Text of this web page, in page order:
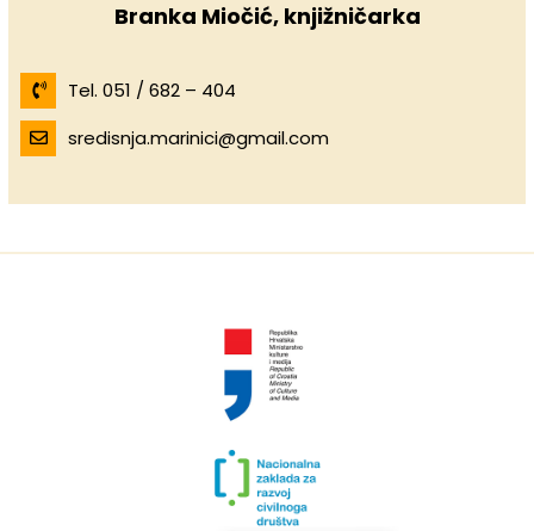
Branka Miočić, knjižničarka
Tel. 051 / 682 – 404
sredisnja.marinici@gmail.com